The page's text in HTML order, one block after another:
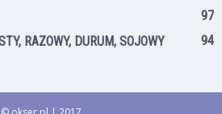
97
RAZOWY, DURUM, SOJOWY
94